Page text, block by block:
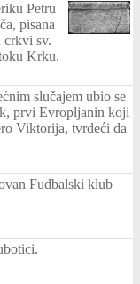
Petru
pisana
crkvi sv.
Krku.
slučajem ubio se
prvi Evropljanin koji
Viktorija, tvrdeći da
Fudbalski klub